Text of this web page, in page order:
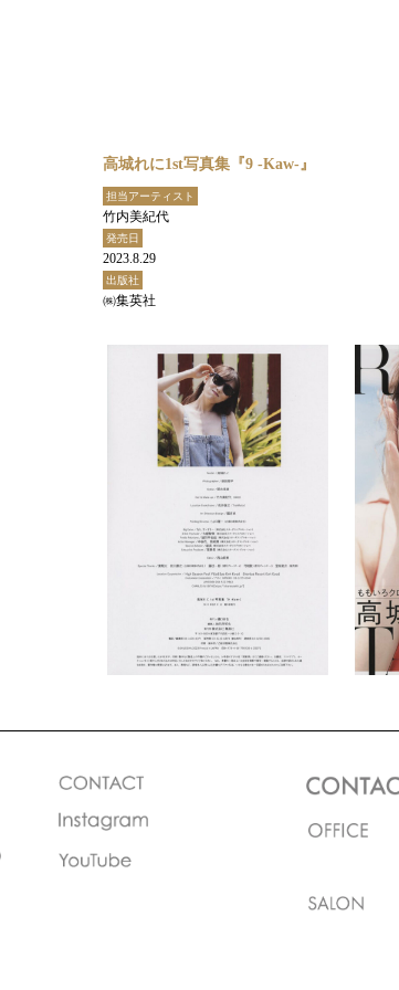
高城れに1st写真集『9 -Kaw-』
担当アーティスト
竹内美紀代
発売日
2023.8.29
出版社
㈱集英社